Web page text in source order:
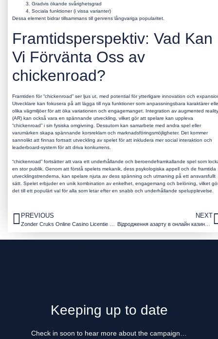
Gradvis ökande svårighetsgrad
Sociala funktioner (i vissa varianter)
Dessa element bidrar tillsammans till genrens långvariga popularitet.
Framtidsperspektiv: Vad Kan
Vi Förvänta Oss av
chickenroad?
Framtiden för “chickenroad” ser ljus ut, med potential för ytterligare innovation och
Utvecklare kan fokusera på att lägga till nya funktioner som anpassningsbara karaktärer
olika vägmiljöer för att öka variationen och engagemanget. Integration av augmented reality
(AR) kan också vara en spännande utveckling, vilket gör att spelare kan uppleva
“chickenroad” i sin fysiska omgivning. Dessutom kan samarbete med andra spel eller
varumärken skapa spännande korsreklam och marknadsföringsmöjligheter. Det kommer
sannolikt att finnas fortsatt utveckling av spelet för att inkludera mer social interaktion och
leaderboard-system för att driva konkurrens.
“chickenroad” fortsätter att vara ett underhållande och beroendeframkallande spel som
en stor publik. Genom att förstå spelets mekanik, dess psykologiska appell och de framtida
utvecklingstrenderna, kan spelare njuta av dess spänning och utmaning på ett ansvarsfullt
sätt. Spelet erbjuder en unik kombination av enkelhet, engagemang och belöning, vilket
det till ett populärt val för alla som letar efter en snabb och underhållande spelupplevelse.
PREVIOUS
Zonder Cruks Online Casino Licentie en Veiligheid.4451
NEXT
Відродження азарту в онлайн казино з містичним сяйвом стародавніх скарбів
Keeping up to date
Check in soon to hear more about the campaign…